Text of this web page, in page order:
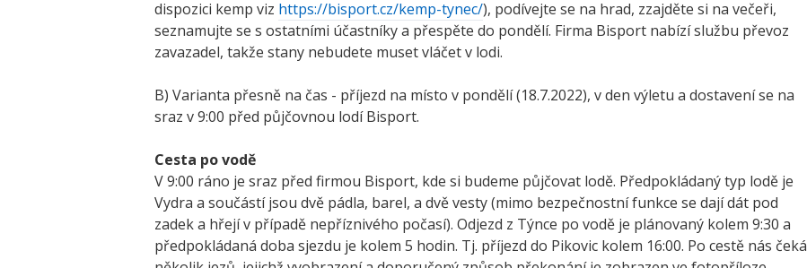
dispozici kemp viz https://bisport.cz/kemp-tynec/), podívejte se na hrad, zzajděte si na večeři,
seznamujte se s ostatními účastníky a přespěte do pondělí. Firma Bisport nabízí službu převoz
zavazadel, takže stany nebudete muset vláčet v lodi.
B) Varianta přesně na čas - příjezd na místo v pondělí (18.7.2022), v den výletu a dostavení se na
sraz v 9:00 před půjčovnou lodí Bisport.
Cesta po vodě
V 9:00 ráno je sraz před firmou Bisport, kde si budeme půjčovat lodě. Předpokládaný typ lodě je
Vydra a součástí jsou dvě pádla, barel, a dvě vesty (mimo bezpečnostní funkce se dají dát pod
zadek a hřejí v případě nepříznivého počasí). Odjezd z Týnce po vodě je plánovaný kolem 9:30 a
předpokládaná doba sjezdu je kolem 5 hodin. Tj. příjezd do Pikovic kolem 16:00. Po cestě nás čeká